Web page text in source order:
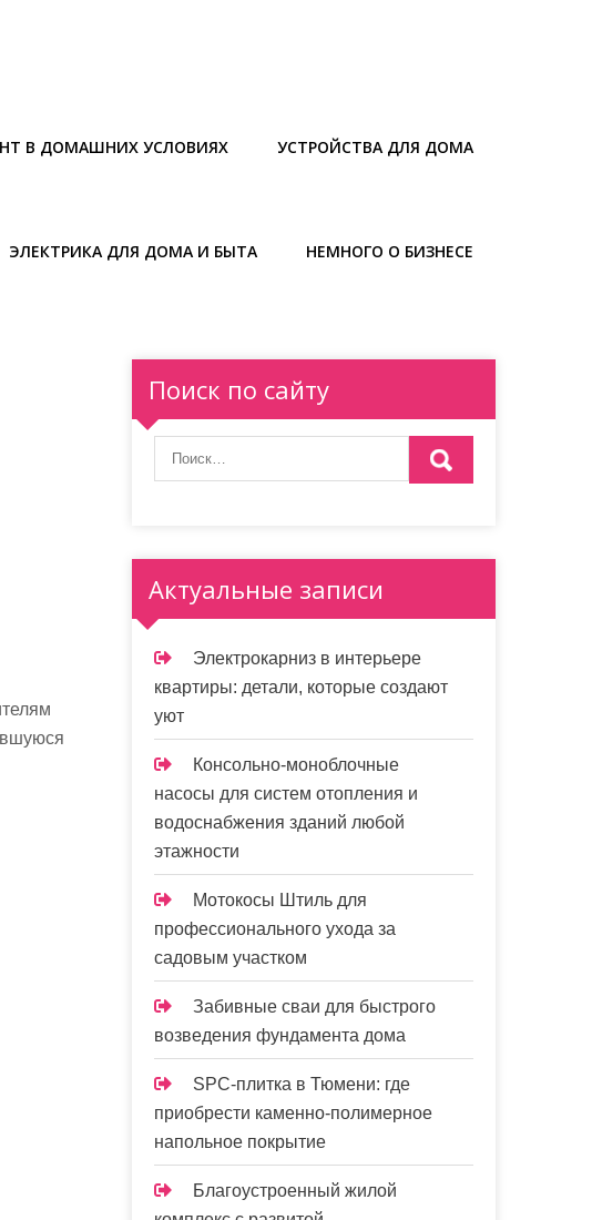
В ДОМАШНИХ УСЛОВИЯХ УСТРОЙСТВА ДЛЯ ДОМА
ЭЛЕКТРИКА ДЛЯ ДОМА И БЫТА НЕМНОГО О БИЗНЕСЕ
Поиск по сайту
Актуальные записи
Электрокарниз в интерьере
квартиры: детали, которые создают
уют
Консольно-моноблочные
насосы для систем отопления и
водоснабжения зданий любой
этажности
Мотокосы Штиль для
профессионального ухода за
садовым участком
Забивные сваи для быстрого
возведения фундамента дома
SPC-плитка в Тюмени: где
приобрести каменно-полимерное
напольное покрытие
Благоустроенный жилой